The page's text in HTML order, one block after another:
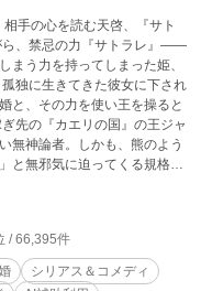
まう力を持ってしまった姫、
独に生きてきた彼女に下され
と、その力を使い王を操ると
無神論者。しかも、熊のよう
と無邪気に迫ってくる規格外
普通”でいられることに、くろ
。 そんな二人の裏
リの国」を手中に収めようと
のだった──。 【第一
/ 66,395件
シリアス＆コメディ